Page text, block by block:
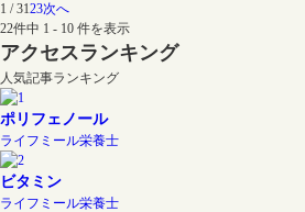
1 / 3123次へ
22件中 1 - 10 件を表示
アクセスランキング
人気記事ランキング
ポリフェノール
ライフミール栄養士
ビタミン
ライフミール栄養士